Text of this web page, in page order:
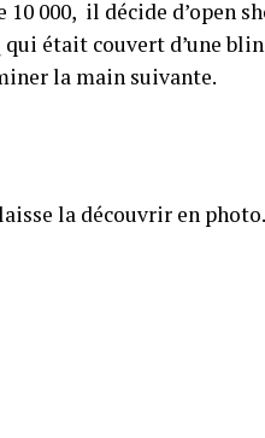
000, il décide d’open
était couvert d’une
la main suivante.
la découvrir en photo.